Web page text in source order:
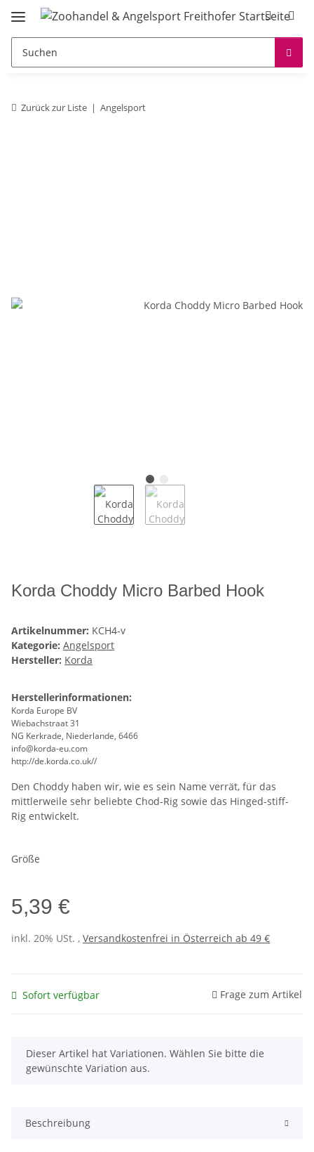
Zurück zur Liste Angelsport
Korda Choddy Micro Barbed Hook
Artikelnummer: KCH4-v
Kategorie: Angelsport
Hersteller: Korda
Herstellerinformationen:
Korda Europe BV
Wiebachstraat 31
NG Kerkrade, Niederlande, 6466
info@korda-eu.com
http://de.korda.co.uk//
Den Choddy haben wir, wie es sein Name verrät, für das
mittlerweile sehr beliebte Chod-Rig sowie das Hinged-stiff-
Rig entwickelt.
Größe
5,39 €
inkl. 20% USt. , Versandkostenfrei in Österreich ab 49 €
Sofort verfügbar Frage zum Artikel
x
Dieser Artikel hat Variationen. Wählen Sie bitte die
gewünschte Variation aus.
Beschreibung